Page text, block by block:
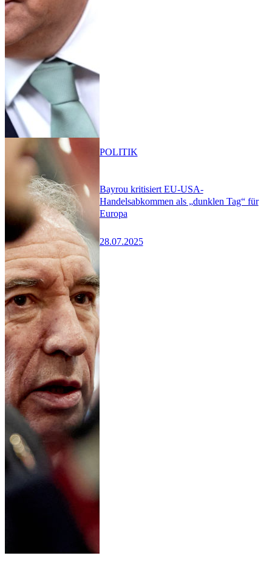
Bayrou kritisiert EU-USA-
Handelsabkommen als „dunklen Tag“ für
Europa
28.07.2025
POLITIK